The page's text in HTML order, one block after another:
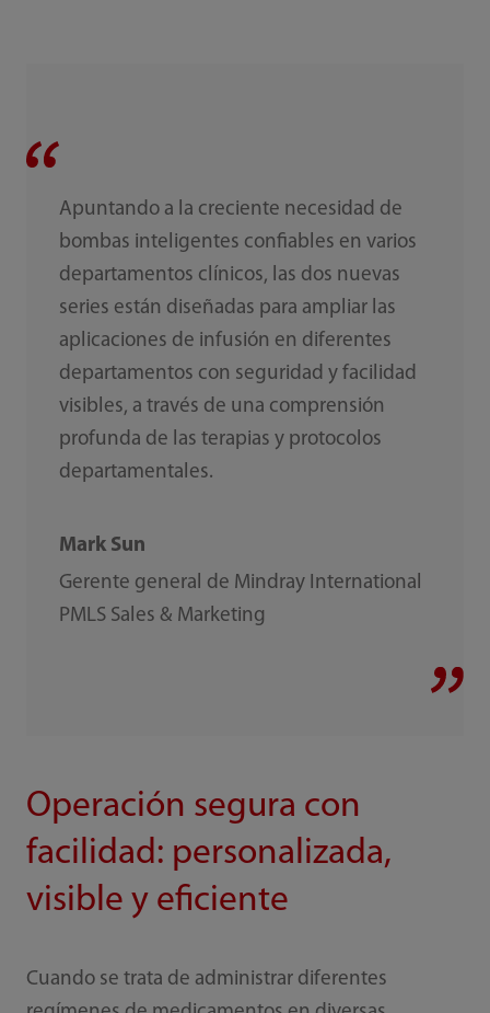
Apuntando a la creciente necesidad de
bombas inteligentes confiables en varios
departamentos clínicos, las dos nuevas
series están diseñadas para ampliar las
aplicaciones de infusión en diferentes
departamentos con seguridad y facilidad
visibles, a través de una comprensión
profunda de las terapias y protocolos
departamentales.
Mark Sun
Gerente general de Mindray International
PMLS Sales & Marketing
Operación segura con
facilidad: personalizada,
visible y eficiente
Cuando se trata de administrar diferentes